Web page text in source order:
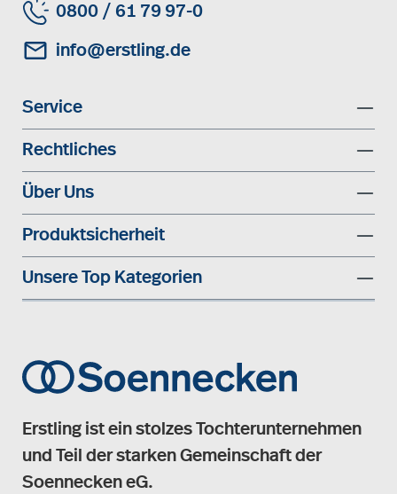
0800 / 61 79 97-0
info@erstling.de
Service
Rechtliches
Über Uns
Produktsicherheit
Unsere Top Kategorien
Erstling ist ein stolzes Tochterunternehmen
und Teil der starken Gemeinschaft der
Soennecken eG.